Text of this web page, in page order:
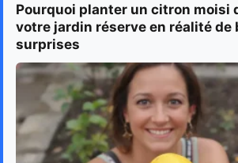
Pourquoi planter un citron moisi
votre jardin réserve en réalité de
surprises